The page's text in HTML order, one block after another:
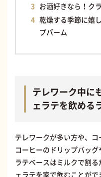
お酒好きなら！ク
乾燥する季節に嬉
プバーム
テレワーク中に
ェラテを飲める
テレワークが多い方や、
コーヒーのドリップバッグ
ラテベースはミルクで割
ェラテを家で飲むことがで